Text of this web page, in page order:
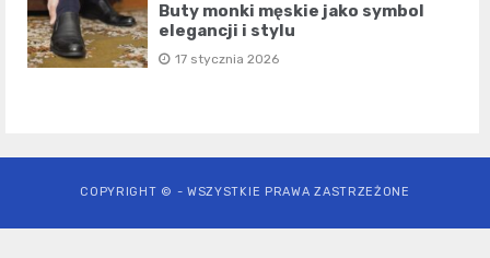
Buty monki męskie jako symbol
elegancji i stylu
17 stycznia 2026
COPYRIGHT © - WSZYSTKIE PRAWA ZASTRZEŻONE